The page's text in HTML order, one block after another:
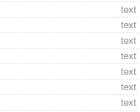
text
text
text
text
text
text
text